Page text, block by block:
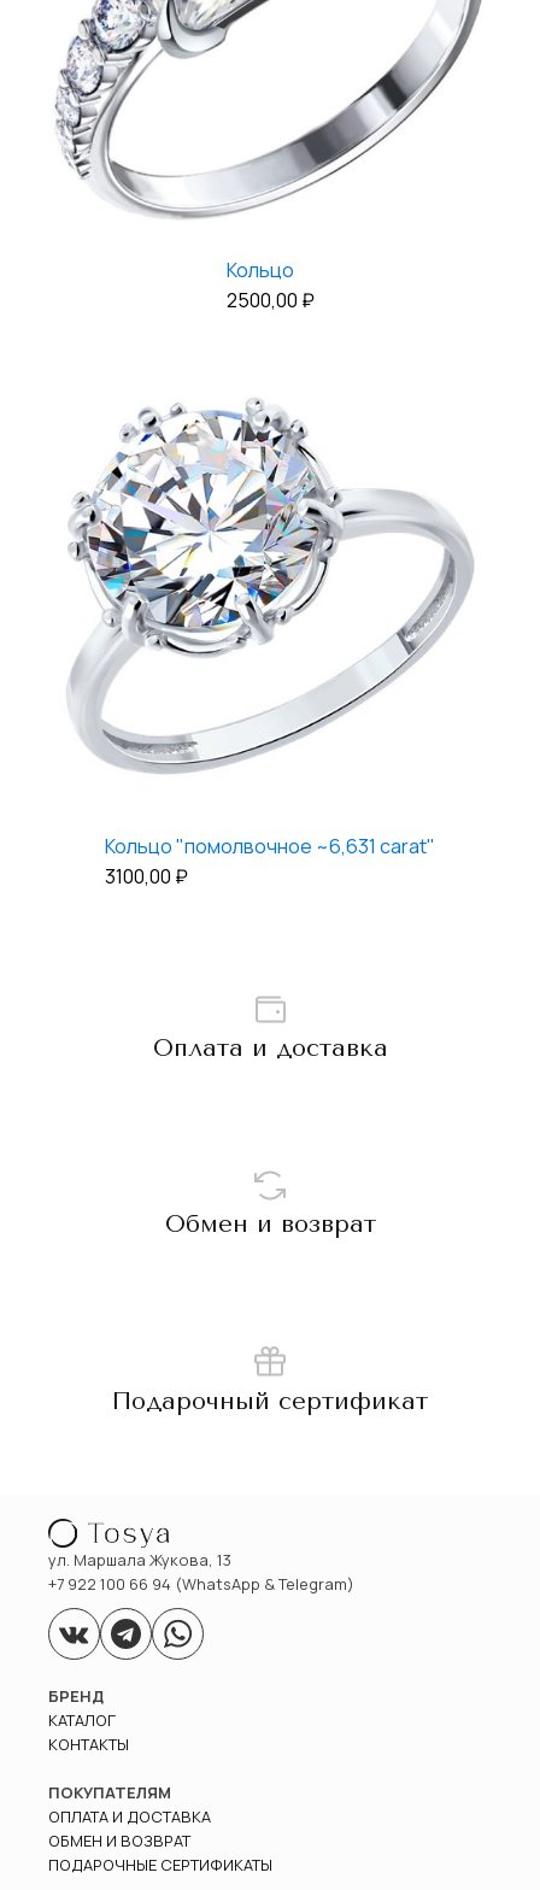
Кольцо
2500,00 ₽
Кольцо "помолвочное ~6,631 carat"
3100,00 ₽
Оплата и доставка
Обмен и возврат
Подарочный сертификат
ул. Маршала Жукова, 13
+7 922 100 66 94 (WhatsApp & Telegram)
БРЕНД
КАТАЛОГ
КОНТАКТЫ
ПОКУПАТЕЛЯМ
ОПЛАТА И ДОСТАВКА
ОБМЕН И ВОЗВРАТ
ПОДАРОЧНЫЕ СЕРТИФИКАТЫ